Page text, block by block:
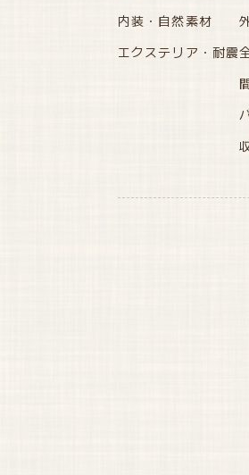
内装・自然素材
エクステリア・耐震